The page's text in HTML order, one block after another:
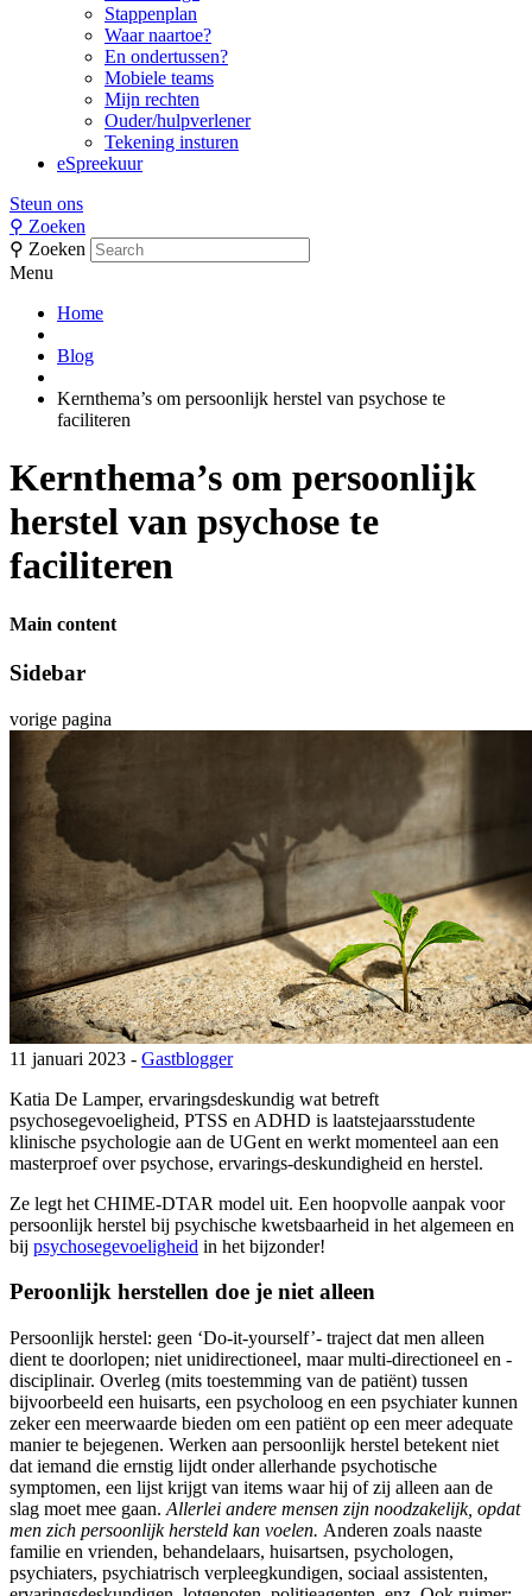
Stappenplan
Waar naartoe?
En ondertussen?
Mobiele teams
Mijn rechten
Ouder/hulpverlener
Tekening insturen
eSpreekuur
Steun ons
⚲ Zoeken
⚲ Zoeken
Menu
Home
Blog
Kernthema’s om persoonlijk herstel van psychose te
faciliteren
Kernthema’s om persoonlijk
herstel van psychose te
faciliteren
Main content
Sidebar
vorige pagina
11 januari 2023 - Gastblogger
Katia De Lamper, ervaringsdeskundig wat betreft
psychosegevoeligheid, PTSS en ADHD is laatstejaarsstudente
klinische psychologie aan de UGent en werkt momenteel aan een
masterproef over psychose, ervarings-deskundigheid en herstel.
Ze legt het CHIME-DTAR model uit. Een hoopvolle aanpak voor
persoonlijk herstel bij psychische kwetsbaarheid in het algemeen en
bij psychosegevoeligheid in het bijzonder!
Peroonlijk herstellen doe je niet alleen
Persoonlijk herstel: geen ‘Do-it-yourself’- traject dat men alleen
dient te doorlopen; niet unidirectioneel, maar multi-directioneel en -
disciplinair. Overleg (mits toestemming van de patiënt) tussen
bijvoorbeeld een huisarts, een psycholoog en een psychiater kunnen
zeker een meerwaarde bieden om een patiënt op een meer adequate
manier te bejegenen. Werken aan persoonlijk herstel betekent niet
dat iemand die ernstig lijdt onder allerhande psychotische
symptomen, een lijst krijgt van items waar hij of zij alleen aan de
slag moet mee gaan. Allerlei andere mensen zijn noodzakelijk, opdat
men zich persoonlijk hersteld kan voelen. Anderen zoals naaste
familie en vrienden, behandelaars, huisartsen, psychologen,
psychiaters, psychiatrisch verpleegkundigen, sociaal assistenten,